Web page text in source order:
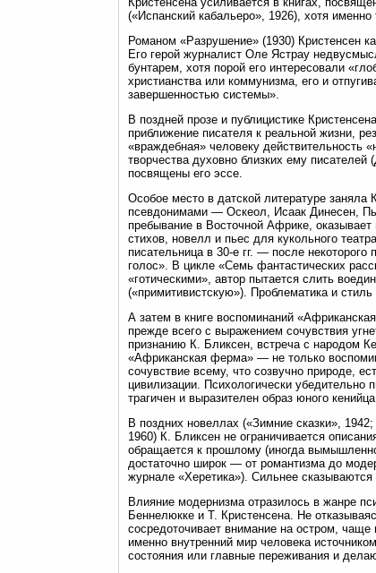
(«Испанский кабальеро», 1926), хотя
Романом «Разрушение» (1930) Кристенсен
Его герой журналист Оле Ястрау
бунтарем, хотя порой его интересовали
христианства или коммунизма, его и
завершенностью системы».
В поздней прозе и публицистике
приближение писателя к реальной жизни,
«враждебная» человеку действительность
творчества духовно близких ему
посвящены его эссе.
Особое место в датской литературе
псевдонимами — Оскеол, Исаак Динесен,
пребывание в Восточной Африке,
стихов, новелл и пьес для кукольного
писательница в 30-е гг. — после
голос». В цикле «Семь фантастических
«готическими», автор пытается слить
(«примитивистскую»). Проблематика и
А затем в книге воспоминаний
прежде всего с выражением сочувствия
признанию К. Бликсен, встреча с народом
«Африканская ферма» — не только
сочувствие всему, что созвучно природе,
цивилизации. Психологически убедительно
трагичен и выразителен образ юного
В поздних новеллах («Зимние сказки»,
1960) К. Бликсен не ограничивается
обращается к прошлому (иногда
достаточно широк — от романтизма до
журнале «Херетика»). Сильнее
Влияние модернизма отразилось в жанре
Беннелюкке и Т. Кристенсена. Не
сосредоточивает внимание на остром, чаще
именно внутренний мир человека
состояния или главные переживания и